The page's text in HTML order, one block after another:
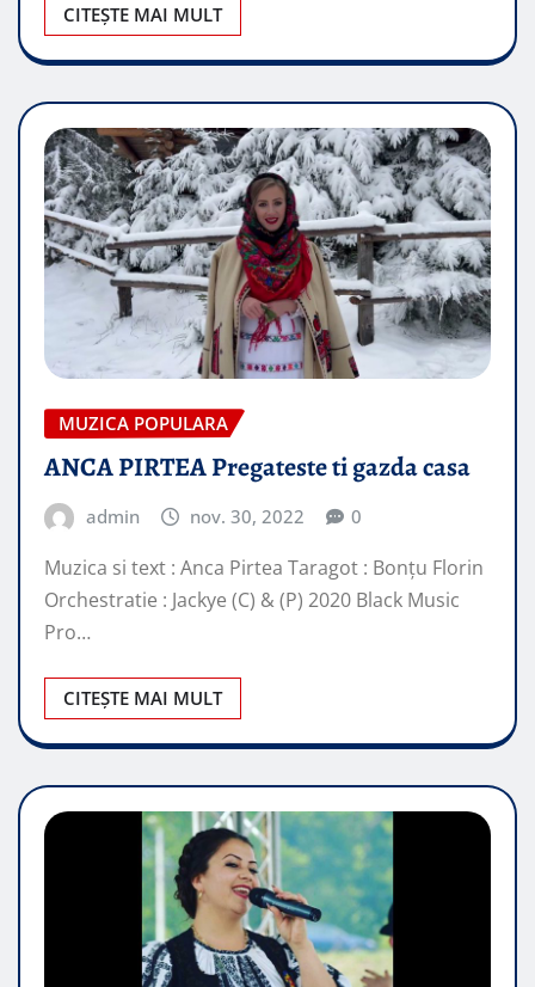
CITEȘTE MAI MULT
MUZICA POPULARA
ANCA PIRTEA Pregateste ti gazda casa
admin nov. 30, 2022 0
Muzica si text : Anca Pirtea Taragot : Bonțu Florin
Orchestratie : Jackye (C) & (P) 2020 Black Music
Pro…
CITEȘTE MAI MULT